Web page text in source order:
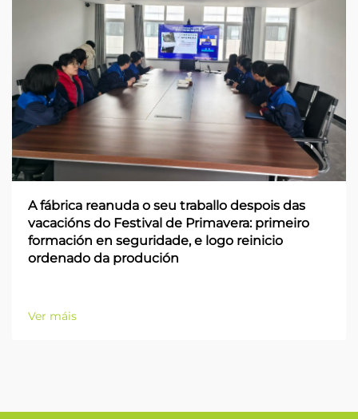
A fábrica reanuda o seu traballo despois das
vacacións do Festival de Primavera: primeiro
formación en seguridade, e logo reinicio
ordenado da produción
Ver máis